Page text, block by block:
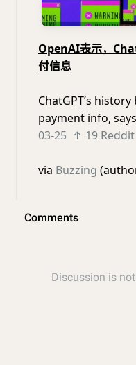
OpenAI表示，
付信息
ChatGPT’s
payment info,
03-25 ↑ 19
via Buzzing